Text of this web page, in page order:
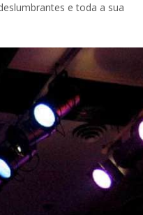
e toda a sua